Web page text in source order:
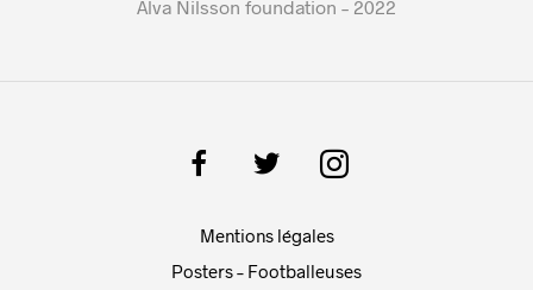
Alva Nilsson foundation – 2022
Mentions légales
Posters – Footballeuses